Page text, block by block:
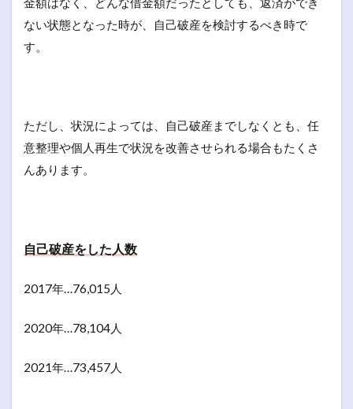
ない状態となった時が、自己破産を検討するべき時で
す。
ただし、状況によっては、自己破産までしなくとも、任
意整理や個人再生で状況を改善させられる場合もたくさ
んあります。
自己破産をした人数
2017年…76,015人
2020年…78,104人
2021年…73,457人